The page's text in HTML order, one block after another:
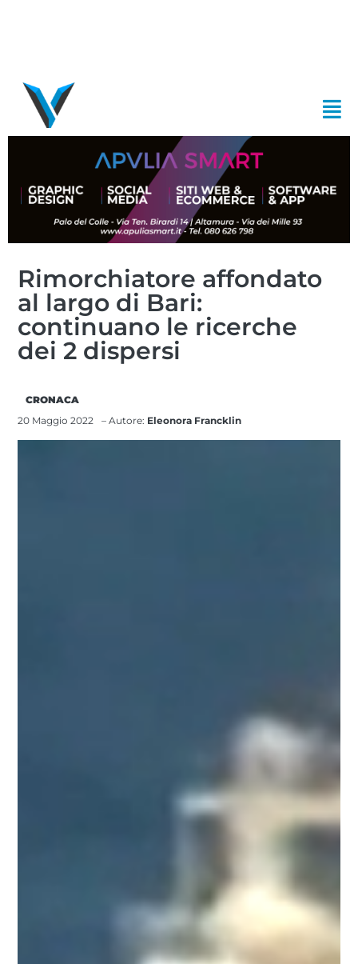
Rimorchiatore affondato
al largo di Bari:
continuano le ricerche
dei 2 dispersi
CRONACA
20 Maggio 2022
– Autore: Eleonora Francklin